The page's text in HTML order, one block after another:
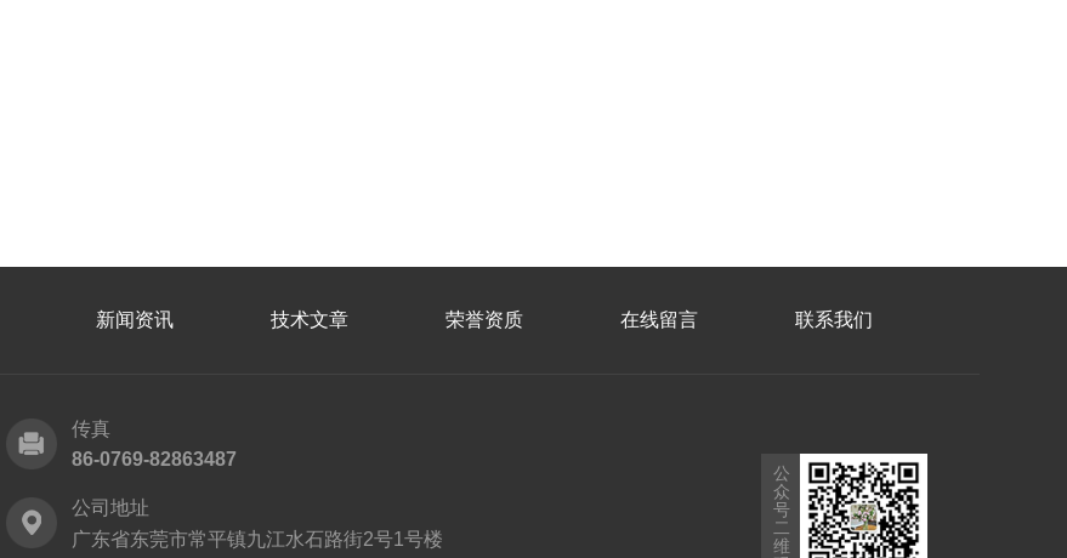
新闻资讯 技术文章 荣誉资质 在线留言 联系我们
传真
86-0769-82863487
公司地址
广东省东莞市常平镇九江水石路街2号1号楼
公
众
号
二
维